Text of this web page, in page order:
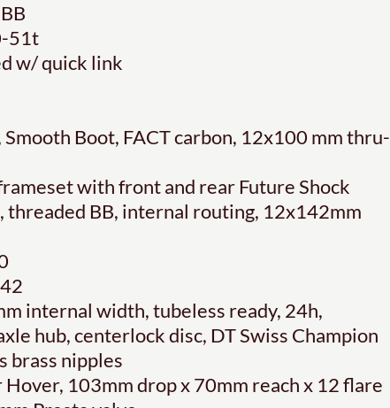
51t
w/ quick link
Boot, FACT carbon, 12x100 mm thru-
with front and rear Future Shock
threaded BB, internal routing, 12x142mm
internal width, tubeless ready, 24h,
hub, centerlock disc, DT Swiss Champion
brass nipples
103mm drop x 70mm reach x 12 flare